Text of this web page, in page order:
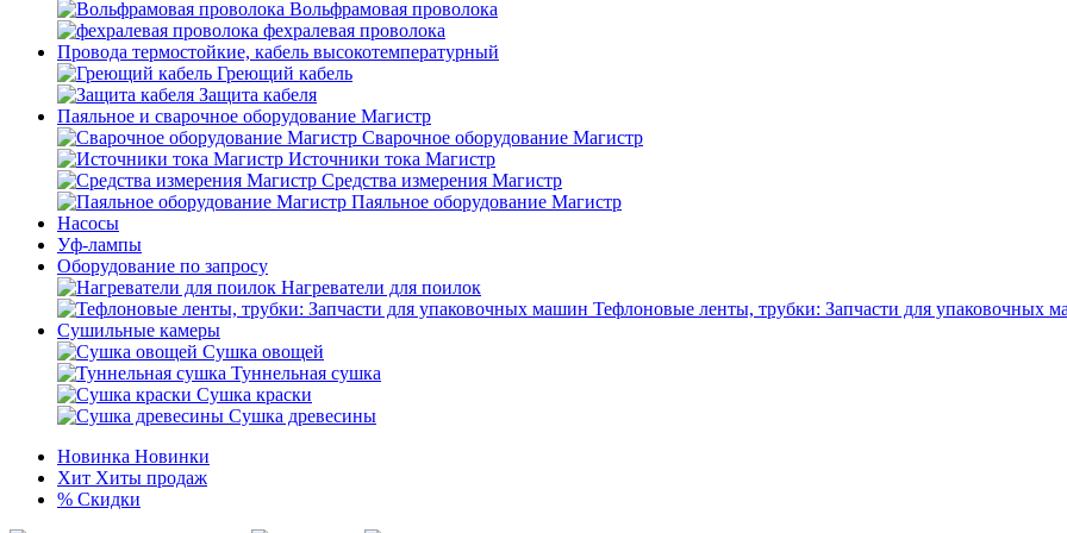
Вольфрамовая проволока
фехралевая проволока
Провода термостойкие, кабель высокотемпературный
Греющий кабель
Защита кабеля
Паяльное и сварочное оборудование Магистр
Сварочное оборудование Магистр
Источники тока Магистр
Средства измерения Магистр
Паяльное оборудование Магистр
Насосы
Уф-лампы
Оборудование по запросу
Нагреватели для поилок
Тефлоновые ленты, трубки: Запчасти для упаковочных
Сушильные камеры
Сушка овощей
Туннельная сушка
Сушка краски
Сушка древесины
Новинка Новинки
Хит Хиты продаж
% Скидки